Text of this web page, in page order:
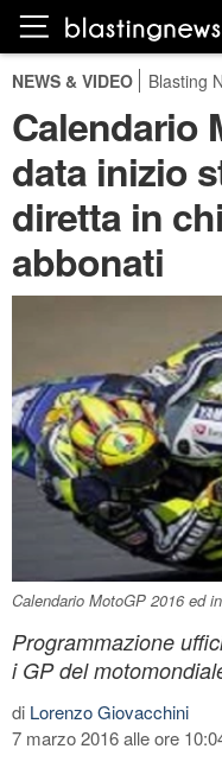
NEWS & VIDEO Blasting
Calendario
data inizio
diretta in
abbonati
Calendario MotoGP 2016 ed
Programmazione
i GP del
di Lorenzo Giovacchini
7 marzo 2016 alle ore